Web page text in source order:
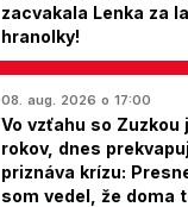
zacvakala Lenka za
hranolky!
08. aug. 2026 o 17:00
Vo vzťahu so Zuzkou
rokov, dnes
priznáva krízu:
som vedel, že doma